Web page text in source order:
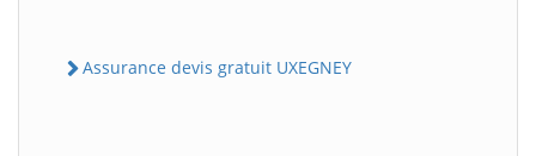
Assurance devis gratuit UXEGNEY